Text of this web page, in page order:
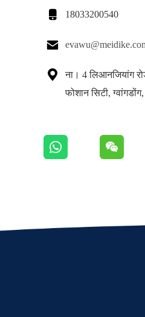
 18033200540


ना। 4 लिआनजियांग
फोशान सिटी,